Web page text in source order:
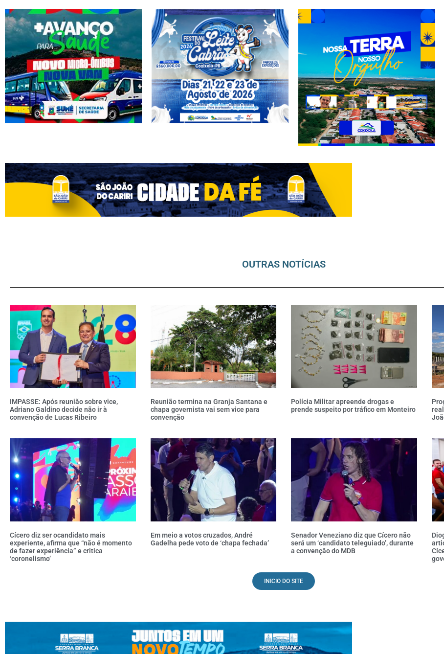
OUTRAS NOTÍCIAS
IMPASSE: Após reunião sobre vice,
Adriano Galdino decide não ir à
convenção de Lucas Ribeiro
Reunião termina na Granja Santana e
chapa governista vai sem vice para
convenção
Polícia Militar apreende drogas e
prende suspeito por tráfico em Monteiro
Cícero diz ser ocandidato mais
experiente, afirma que “não é momento
de fazer experiência” e critica
‘coronelismo’
Em meio a votos cruzados, André
Gadelha pede voto de ‘chapa fechada’
Senador Veneziano diz que Cícero não
será um ‘candidato teleguiado’, durante
a convenção do MDB
INICIO DO SITE